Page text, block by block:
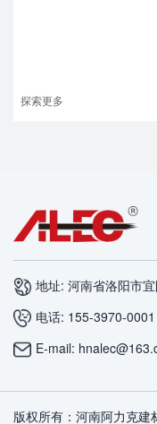
探索更多
地址: 河南省洛阳市
电话: 155-3970-0001
E-mail:
版权所有：河南阿力克